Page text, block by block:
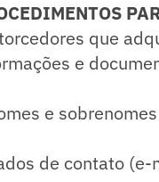
que
e
e
de contato